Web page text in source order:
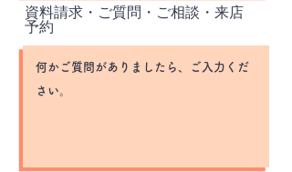
資料請求・ご質問・ご相談・来店
予約